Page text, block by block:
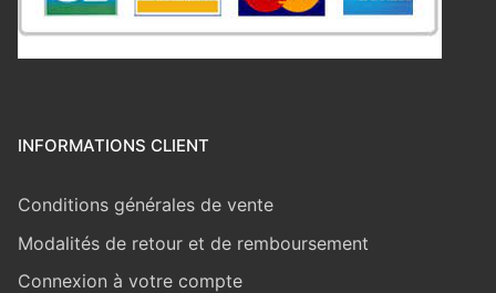
INFORMATIONS CLIENT
Conditions générales de vente
Modalités de retour et de remboursement
Connexion à votre compte